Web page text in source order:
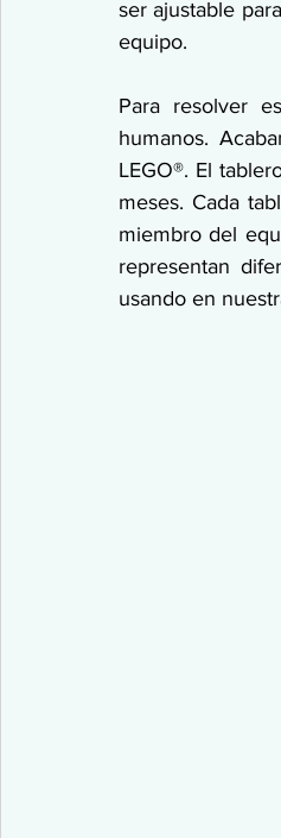
ser ajustable
equipo.
Para resolver
humanos.
LEGO®. El
meses. Cada
miembro del
representan
usando en